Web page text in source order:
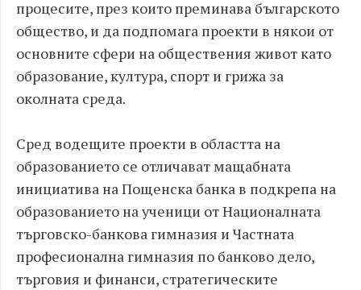
процесите, през които преминава българското
общество, и да подпомага проекти в някои от
основните сфери на обществения живот като
образование, култура, спорт и грижа за
околната среда.
Сред водещите проекти в областта на
образованието се отличават мащабната
инициатива на Пощенска банка в подкрепа на
образованието на ученици от Националната
търговско-банкова гимназия и Частната
професионална гимназия по банково дело,
търговия и финанси, стратегическите